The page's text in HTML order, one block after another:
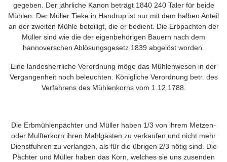
gegeben. Der jährliche Kanon beträgt 1840 240 Taler für beide
Mühlen. Der Müller Tieke in Handrup ist nur mit dem halben Anteil
an der zweiten Mühle beteiligt, die er bedient. Die Erbpachten der
Müller sind wie die der eigenbehörigen Bauern nach dem
hannoverschen Ablösungsgesetz 1839 abgelöst worden.
Eine landesherrliche Verordnung möge das Mühlenwesen in der
Vergangenheit noch beleuchten. Königliche Verordnung betr. des
Verfahrens des Mühlenkorns vom 1.12.1788.
Die Erbmühlenpächter und Müller haben 1/3 von ihrem Metzen-
oder Mulfterkorn ihren Mahlgästen zu verkaufen und nicht mehr
Dienstfuhren zu verlangen, als für die übrigen 2/3 nötig sind. Die
Pächter und Müller haben das Korn, welches sie uns zusenden